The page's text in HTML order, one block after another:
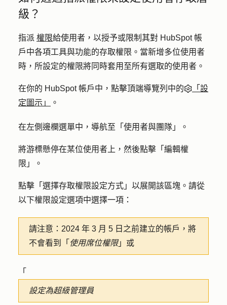
級？
指派 權限給使用者，以授予或限制其對 HubSpot 帳
戶中各項工具與功能的存取權限。當新增多位使用者
時，所設定的權限將同時套用至所有選取的使用者。
在你的 HubSpot 帳戶中，點擊頂端導覽列中的
「設
定圖示」
。
在左側邊欄選單中，導航至「 使用者與團隊 」。
將游標懸停在某位使用者上，然後點擊「 編輯權
限」
。
點擊「 選擇存取權限設定方式」以展開該區塊。請從
以下權限設定選項中選擇一項 ：
請注意： 2024 年 3 月 5 日之前建立的帳戶，將
不會看到「 使用席位權限」或
「
設定為超級管理員